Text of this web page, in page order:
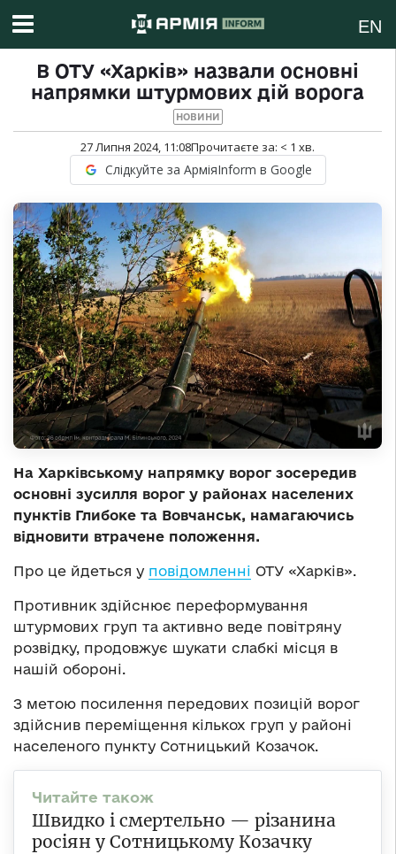
EN
В ОТУ «Харків» назвали основні
напрямки штурмових дій ворога
НОВИНИ
27 Липня 2024, 11:08Прочитаєте за: < 1 хв.
Слідкуйте за АрміяInform в Google
На Харківському напрямку ворог зосередив
основні зусилля ворог у районах населених
пунктів Глибоке та Вовчанськ, намагаючись
відновити втрачене положення.
Про це йдеться у повідомленні ОТУ «Харків».
Противник здійснює переформування
штурмових груп та активно веде повітряну
розвідку, продовжує шукати слабкі місця в
нашій обороні.
З метою посилення передових позицій ворог
здійснив переміщення кількох груп у районі
населеного пункту Сотницький Козачок.
Швидко і смертельно — різанина
росіян у Сотницькому Козачку